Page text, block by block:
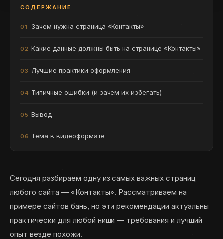
СОДЕРЖАНИЕ
Зачем нужна страница «Контакты»
Какие данные должны быть на странице «Контакты»
Лучшие практики оформления
Типичные ошибки (и зачем их избегать)
Вывод
Тема в видеоформате
Сегодня разбираем одну из самых важных страниц
любого сайта — «Контакты». Рассматриваем на
примере сайтов бань, но эти рекомендации актуальны
практически для любой ниши — требования и лучший
опыт везде похожи.